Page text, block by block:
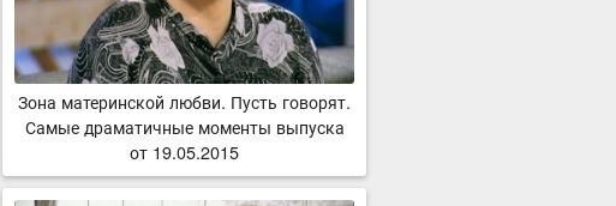
Зона материнской любви. Пусть говорят.
Самые драматичные моменты выпуска
от 19.05.2015